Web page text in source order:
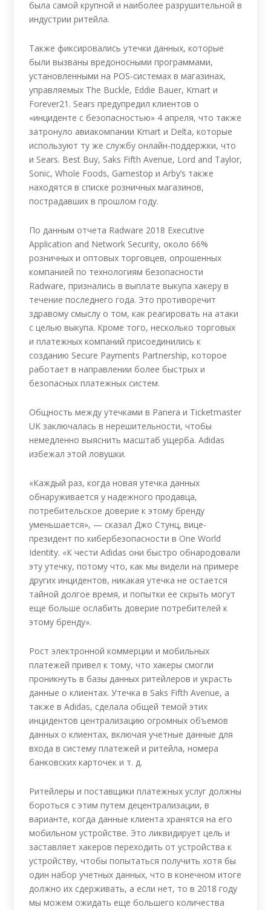
была самой крупной и наиболее разрушительной в
индустрии ритейла.
Также фиксировались утечки данных, которые
были вызваны вредоносными программами,
установленными на POS-системах в магазинах,
управляемых The Buckle, Eddie Bauer, Kmart и
Forever21. Sears предупредил клиентов о
«инциденте с безопасностью» 4 апреля, что также
затронуло авиакомпании Kmart и Delta, которые
используют ту же службу онлайн-поддержки, что
и Sears. Best Buy, Saks Fifth Avenue, Lord and Taylor,
Sonic, Whole Foods, Gamestop и Arby’s также
находятся в списке розничных магазинов,
пострадавших в прошлом году.
По данным отчета Radware 2018 Executive
Application and Network Security, около 66%
розничных и оптовых торговцев, опрошенных
компанией по технологиям безопасности
Radware, признались в выплате выкупа хакеру в
течение последнего года. Это противоречит
здравому смыслу о том, как реагировать на атаки
с целью выкупа. Кроме того, несколько торговых
и платежных компаний присоединились к
созданию Secure Payments Partnership, которое
работает в направлении более быстрых и
безопасных платежных систем.
Общность между утечками в Panera и Ticketmaster
UK заключалась в нерешительности, чтобы
немедленно выяснить масштаб ущерба. Adidas
избежал этой ловушки.
«Каждый раз, когда новая утечка данных
обнаруживается у надежного продавца,
потребительское доверие к этому бренду
уменьшается», — сказал Джо Стунц, вице-
президент по кибербезопасности в One World
Identity. «К чести Adidas они быстро обнародовали
эту утечку, потому что, как мы видели на примере
других инцидентов, никакая утечка не остается
тайной долгое время, и попытки ее скрыть могут
еще больше ослабить доверие потребителей к
этому бренду».
Рост электронной коммерции и мобильных
платежей привел к тому, что хакеры смогли
проникнуть в базы данных ритейлеров и украсть
данные о клиентах. Утечка в Saks Fifth Avenue, а
также в Adidas, сделала общей темой этих
инцидентов централизацию огромных объемов
данных о клиентах, включая учетные данные для
входа в систему платежей и ритейла, номера
банковских карточек и т. д.
Ритейлеры и поставщики платежных услуг должны
бороться с этим путем децентрализации, в
варианте, когда данные клиента хранятся на его
мобильном устройстве. Это ликвидирует цель и
заставляет хакеров переходить от устройства к
устройству, чтобы попытаться получить хотя бы
один набор учетных данных, что в конечном итоге
должно их сдерживать, а если нет, то в 2018 году
мы можем ожидать еще большего количества